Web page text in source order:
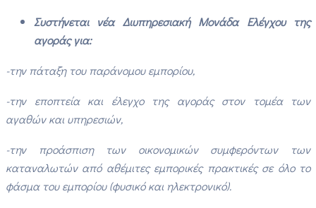
Συστήνεται νέα Διυπηρεσιακή Μονάδα Ελέγχου της
αγοράςγια:
-την πάταξη του παράνομου εμπορίου,
-την εποπτεία και έλεγχο της αγοράς στον τομέα των
αγαθών και υπηρεσιών,
-την προάσπιση των οικονομικών συμφερόντων των
καταναλωτών από αθέμιτες εμπορικές πρακτικές σε όλο το
φάσμα του εμπορίου (φυσικό και ηλεκτρονικό).